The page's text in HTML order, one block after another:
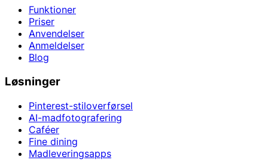
Funktioner
Priser
Anvendelser
Anmeldelser
Blog
Løsninger
Pinterest-stiloverførsel
AI-madfotografering
Caféer
Fine dining
Madleveringsapps